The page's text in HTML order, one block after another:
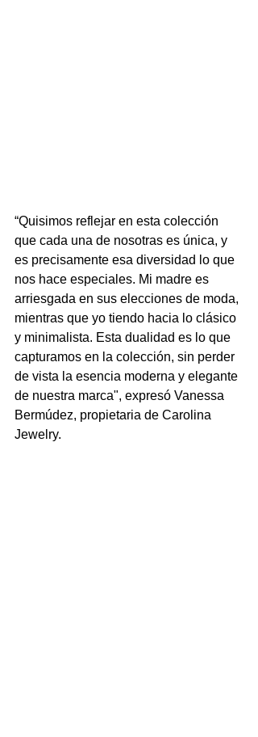
“Quisimos reflejar en esta colección
que cada una de nosotras es única, y
es precisamente esa diversidad lo que
nos hace especiales. Mi madre es
arriesgada en sus elecciones de moda,
mientras que yo tiendo hacia lo clásico
y minimalista. Esta dualidad es lo que
capturamos en la colección, sin perder
de vista la esencia moderna y elegante
de nuestra marca", expresó Vanessa
Bermúdez, propietaria de Carolina
Jewelry.